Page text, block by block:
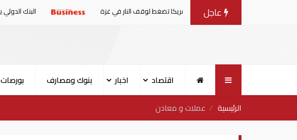
عاجل
مع إسرائيل.. وأمريكا تضغط لوقف النار في غزة البنك الدولي يمنح سوريا 100 مليون دولار
اقتصاد اخبار بنوك ومصارف بورصات
الرئيسية
عملات و معادن